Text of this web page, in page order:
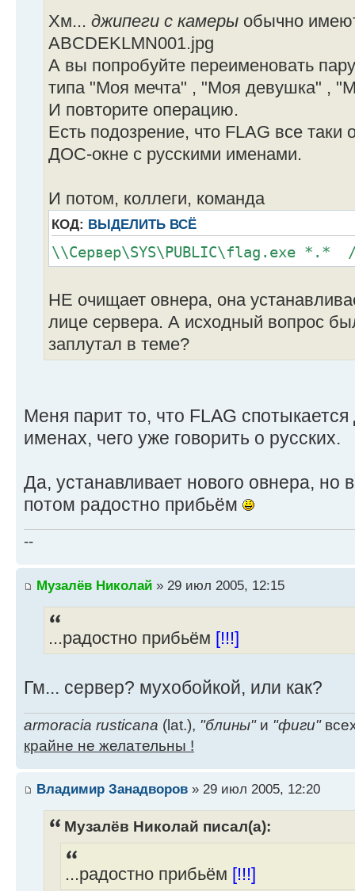
Хм... джипеги с камеры обычно
ABCDEKLMN001.jpg
А вы попробуйте переименовать
типа "Моя мечта" , "Моя девушка" ,
И повторите операцию.
Есть подозрение, что FLAG все таки
ДОС-окне с русскими именами.
И потом, коллеги, команда
КОД: ВЫДЕЛИТЬ ВСЁ
\\Сервер\SYS\PUBLIC\flag.exe *.* /
НЕ очищает овнера, она
лице сервера. А исходный вопрос
заплутал в теме?
Меня парит то, что FLAG
именах, чего уже говорить о русских.
Да, устанавливает нового овнера, но
потом радостно прибьём
--
Музалёв Николай » 29 июл 2005, 12:15
...радостно прибьём [!!!]
Гм... сервер? мухобойкой, или как?
armoracia rusticana (lat.), "блины"и "фиги"
крайне не желательны !
Владимир Занадворов » 29 июл 2005, 12:20
Музалёв Николай писал(а):
...радостно прибьём [!!!]